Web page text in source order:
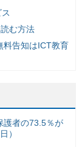
む方法
料告知はICT教育
護者の73.5％が
）